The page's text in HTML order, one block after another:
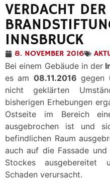
VERDACHT DER
INNSBRUCK
8. NOVEMBER 2016
Bei einem Gebäude in der
es am 08.11.2016 gegen
nicht geklärten
bisherigen Erhebungen
Ostseite im Bereich
ausgebrochen ist und
befindlichen Raum
auch auf die Fassade
Stockes
Schaden verursacht.